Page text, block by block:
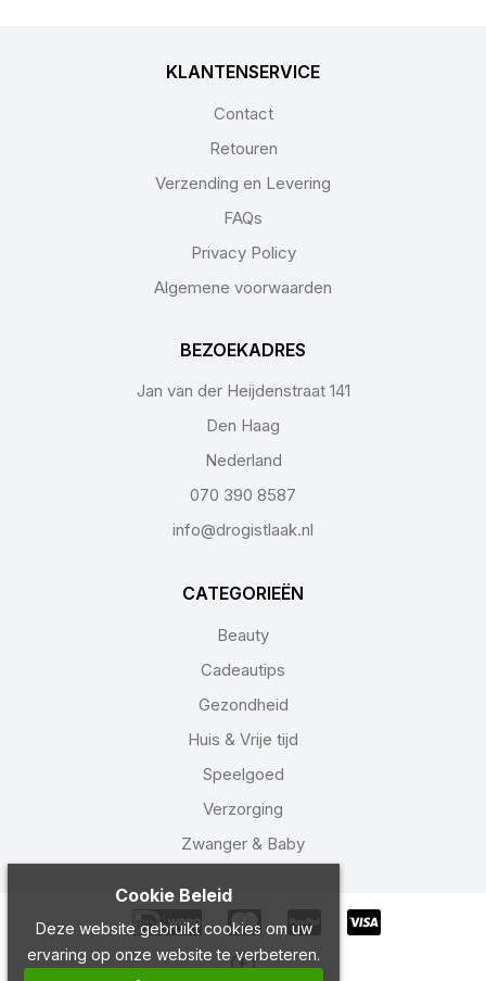
KLANTENSERVICE
Contact
Retouren
Verzending en Levering
FAQs
Privacy Policy
Algemene voorwaarden
BEZOEKADRES
Jan van der Heijdenstraat 141
Den Haag
Nederland
070 390 8587
info@drogistlaak.nl
CATEGORIEËN
Beauty
Cadeautips
Gezondheid
Huis & Vrije tijd
Speelgoed
Verzorging
Zwanger & Baby
Cookie Beleid
Deze website gebruikt cookies om uw
ervaring op onze website te verbeteren.